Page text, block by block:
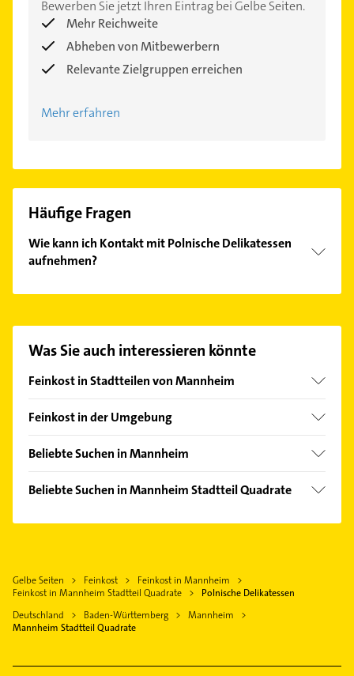
Bewerben Sie jetzt Ihren Eintrag bei Gelbe Seiten.
Mehr Reichweite
Abheben von Mitbewerbern
Relevante Zielgruppen erreichen
Mehr erfahren
Häufige Fragen
Wie kann ich Kontakt mit Polnische Delikatessen
aufnehmen?
Kontaktmöglichkeiten wie Adresse oder Mail in
finden Sie alleKontaktdaten.
Was Sie auch interessieren könnte
Feinkost in Stadtteilen von Mannheim
Lindenhof
Feinkost in der Umgebung
Ludwigshafen am Rhein
Bobenheim-Roxheim
Grünstadt
Bensheim
Oberhausen-Rheinhausen
Beliebte Suchen in Mannheim
Elektroinstallation
Elektro Reparatur
Kammerjäger
Schreiner
Beliebte Suchen in Mannheim Stadtteil Quadrate
Immobilien
Immobilienmakler
Rohrreinigung
Gelbe Seiten Feinkost
Feinkost in Mannheim
Feinkost in Mannheim Stadtteil Quadrate
Polnische Delikatessen
Deutschland
Baden-Württemberg
Mannheim
Mannheim Stadtteil Quadrate